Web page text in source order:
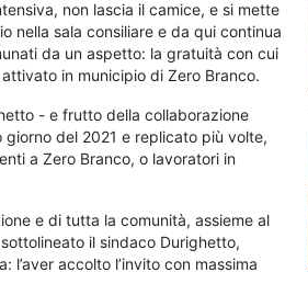
non lascia il camice, e si mette
nella sala consiliare e da qui continua
da un aspetto: la gratuità con cui
in municipio di Zero Branco.
- e frutto della collaborazione
giorno del 2021 e replicato più volte,
a Zero Branco, o lavoratori in
e di tutta la comunità, assieme al
il sindaco Durighetto,
accolto l’invito con massima